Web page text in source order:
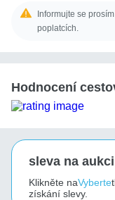
Informujte se
poplatcích.
Hodnocení
sleva na aukci
Klikněte naVyberte
získání slevy.